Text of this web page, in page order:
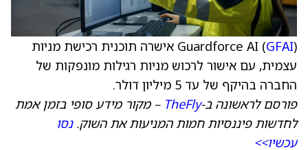
Guardforce AI (GFAI
) אישרה תוכנית רכישת מניות
עצמית, עם אישור לרכוש מניות רגילות מונפקות של
החברה בהיקף של עד 5 מיליון דולר.
פורסם לראשונה ב-TheFly – מקור מידע סופי בזמן אמת
לחדשות פיננסיות חמות המניעות את השוק.נסו
עכשיו>>